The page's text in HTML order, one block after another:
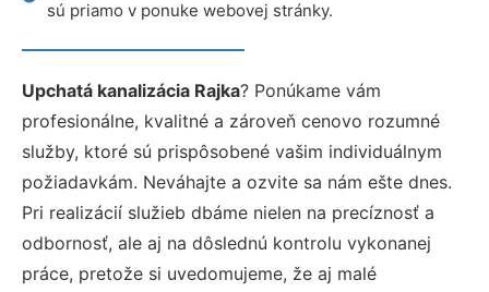
sú priamo v ponuke webovej stránky.
Upchatá kanalizácia Rajka? Ponúkame vám
profesionálne, kvalitné a zároveň cenovo rozumné
služby, ktoré sú prispôsobené vašim individuálnym
požiadavkám. Neváhajte a ozvite sa nám ešte dnes.
Pri realizácií služieb dbáme nielen na precíznosť a
odbornosť, ale aj na dôslednú kontrolu vykonanej
práce, pretože si uvedomujeme, že aj malé